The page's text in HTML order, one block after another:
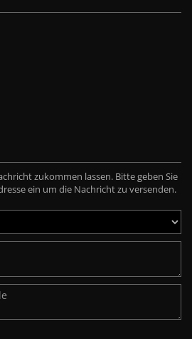
zukommen lassen. Bitte geben Sie
ein um die Nachricht zu versenden.